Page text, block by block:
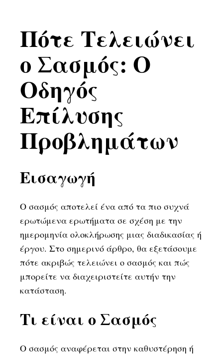
Πότε Τελειώνει
ο Σασμός: Ο
Οδηγός
Επίλυσης
Προβλημάτων
Εισαγωγή
Ο σασμός αποτελεί ένα από τα πιο συχνά
ερωτώμενα ερωτήματα σε σχέση με την
ημερομηνία ολοκλήρωσης μιας διαδικασίας ή
έργου. Στο σημερινό άρθρο, θα εξετάσουμε
πότε ακριβώς τελειώνει ο σασμός και πώς
μπορείτε να διαχειριστείτε αυτήν την
κατάσταση.
Τι είναι ο Σασμός
Ο σασμός αναφέρεται στην καθυστέρηση ή